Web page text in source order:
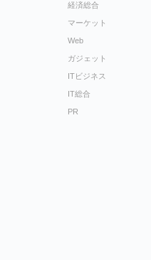
経済総合
マーケット
Web
ガジェット
ITビジネス
IT総合
PR